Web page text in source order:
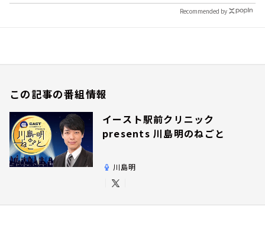
Recommended by
この記事の番組情報
イースト駅前クリニック
presents 川島明のねごと
川島明